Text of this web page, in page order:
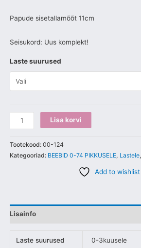
Papude sisetallamõõt 11cm
Seisukord: Uus komplekt!
Laste suurused
Lisa korvi
Tootekood: 00-124
Kategooriad: BEEBID 0-74 PIKKUSELE, Lastele,
Add to wishlist
Lisainfo
Laste suurused 0-3kuusele